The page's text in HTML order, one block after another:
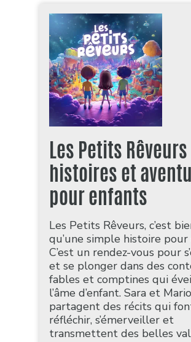
Les Petits
histoires et
pour enfants
Les Petits Rêveurs, c’est
qu’une simple histoire
C’est un rendez-vous pour
et se plonger dans des
fables et comptines qui
l’âme d’enfant. Sara et
partagent des récits qui
réfléchir, s’émerveiller et
transmettent des belles